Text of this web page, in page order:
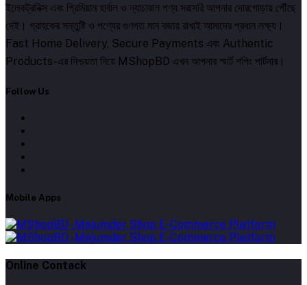
ইলেকট্রনিক্স এবং প্রিমিয়াম হার্বাল ও ন্যাচারাল পণ্য সরাসরি আপনার দোরগোড়ায় পৌঁছে
দেই। গ্রাহকের সন্তুষ্টি ও পণ্যের গুণগত মান বজায় রাখাই আমাদের প্রধান লক্ষ্য।
Fast Home Delivery, Secure Payments এবং Authentic
Products-এর নিশ্চয়তা নিয়ে MShopBD এখন আপনার স্মার্ট শপিং পার্টনার।
Follow Us
Mobile Apps
Online Contack